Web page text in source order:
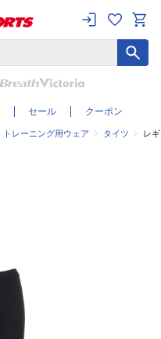
セール クーポン
トレーニング用ウェア タイツ レ